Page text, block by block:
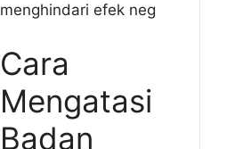
menghindari efek neg
Cara
Mengatasi
Badan